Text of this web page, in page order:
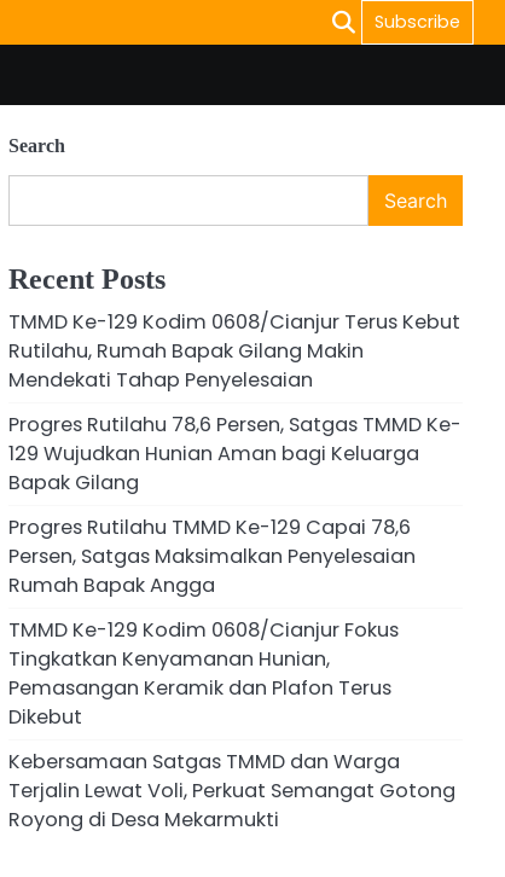
Subscribe
Search
Search
Recent Posts
TMMD Ke-129 Kodim 0608/Cianjur Terus Kebut
Rutilahu, Rumah Bapak Gilang Makin
Mendekati Tahap Penyelesaian
Progres Rutilahu 78,6 Persen, Satgas TMMD Ke-
129 Wujudkan Hunian Aman bagi Keluarga
Bapak Gilang
Progres Rutilahu TMMD Ke-129 Capai 78,6
Persen, Satgas Maksimalkan Penyelesaian
Rumah Bapak Angga
TMMD Ke-129 Kodim 0608/Cianjur Fokus
Tingkatkan Kenyamanan Hunian,
Pemasangan Keramik dan Plafon Terus
Dikebut
Kebersamaan Satgas TMMD dan Warga
Terjalin Lewat Voli, Perkuat Semangat Gotong
Royong di Desa Mekarmukti